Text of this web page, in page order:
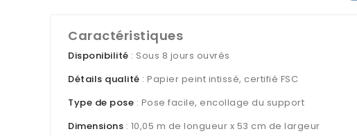
Caractéristiques
Disponibilité : Sous 8 jours ouvrés
Détails qualité : Papier peint intissé, certifié FSC
Type de pose : Pose facile, encollage du support
Dimensions : 10,05 m de longueur x 53 cm de largeur